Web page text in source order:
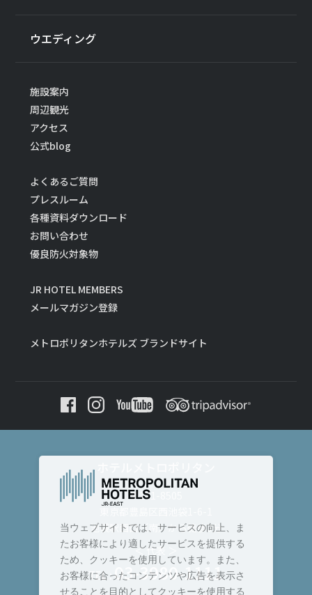
ウエディング
施設案内
周辺観光
アクセス
公式blog
よくあるご質問
プレスルーム
各種資料ダウンロード
お問い合わせ
優良防火対象物
JR HOTEL MEMBERS
メールマガジン登録
メトロポリタンホテルズ ブランドサイト
〒171-8505
池袋駅西口（南）から徒歩3分
＜ 代表 ＞
TEL :03-3980-1111
当ウェブサイトでは、サービスの向上、ま
たお客様により適したサービスを提供する
ため、クッキーを使用しています。また、
お客様に合ったコンテンツや広告を表示さ
せることを目的としてクッキーを使用する